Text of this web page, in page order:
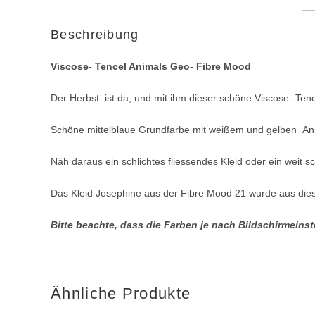
Beschreibung
Viscose- Tencel Animals Geo- Fibre Mood
Der Herbst ist da, und mit ihm dieser schöne Viscose-
Schöne mittelblaue Grundfarbe mit weißem und gelben
Näh daraus ein schlichtes fliessendes Kleid oder ein weit
Das Kleid Josephine aus der Fibre Mood 21 wurde aus
Bitte beachte, dass die Farben je nach
Ähnliche Produkte